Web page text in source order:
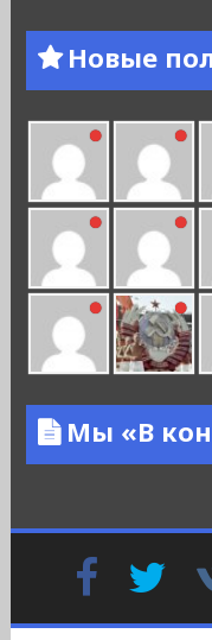
Новые
Мы «В
Facebook